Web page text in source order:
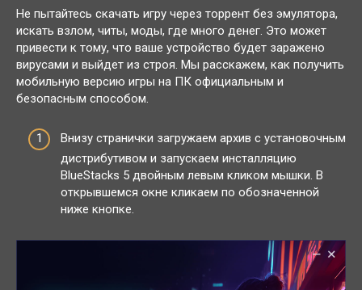
Не пытайтесь скачать игру через торрент без эмулятора,
искать взлом, читы, моды, где много денег. Это может
привести к тому, что ваше устройство будет заражено
вирусами и выйдет из строя. Мы расскажем, как получить
мобильную версию игры на ПК официальным и
безопасным способом.
Внизу странички загружаем архив с установочным
дистрибутивом и запускаем инсталляцию
BlueStacks 5 двойным левым кликом мышки. В
открывшемся окне кликаем по обозначенной
ниже кнопке.